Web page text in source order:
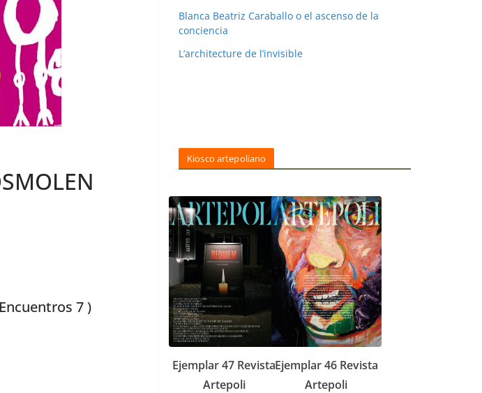
7 )
Blanca Beatriz Caraballo o el ascenso de la
conciencia
L’architecture de l’invisible
Kiosco artepoliano
Ejemplar 47 Revista
Artepoli
Ejemplar 46 Revista
Artepoli